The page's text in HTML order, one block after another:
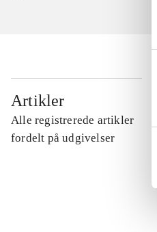
Artikler
Alle registrerede artikler
fordelt på udgivelser